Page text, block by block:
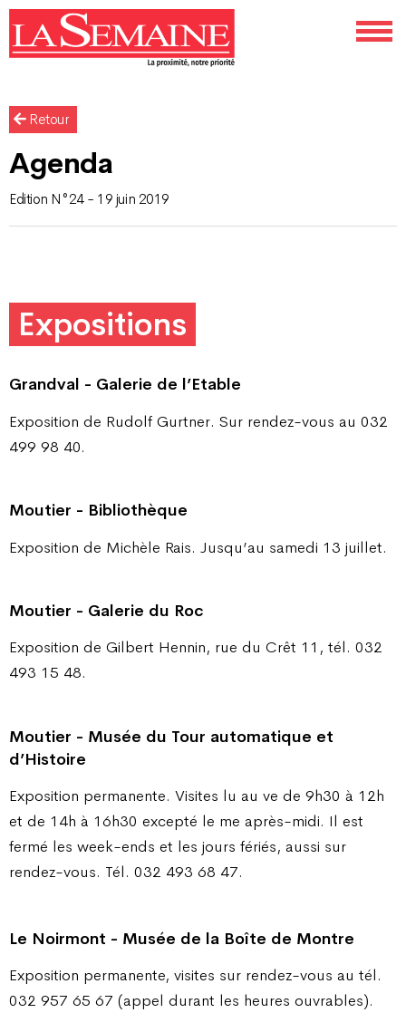
Retour
Agenda
Edition N°24 - 19 juin 2019
Expositions
Grandval - Galerie de l’Etable
Exposition de Rudolf Gurtner. Sur rendez-vous au 032
499 98 40.
Moutier - Bibliothèque
Exposition de Michèle Rais. Jusqu’au samedi 13 juillet.
Moutier - Galerie du Roc
Exposition de Gilbert Hennin, rue du Crêt 11, tél. 032
493 15 48.
Moutier - Musée du Tour automatique et
d’Histoire
Exposition permanente. Visites lu au ve de 9h30 à 12h
et de 14h à 16h30 excepté le me après-midi. Il est
fermé les week-ends et les jours fériés, aussi sur
rendez-vous. Tél. 032 493 68 47.
Le Noirmont - Musée de la Boîte de Montre
Exposition permanente, visites sur rendez-vous au tél.
032 957 65 67 (appel durant les heures ouvrables).